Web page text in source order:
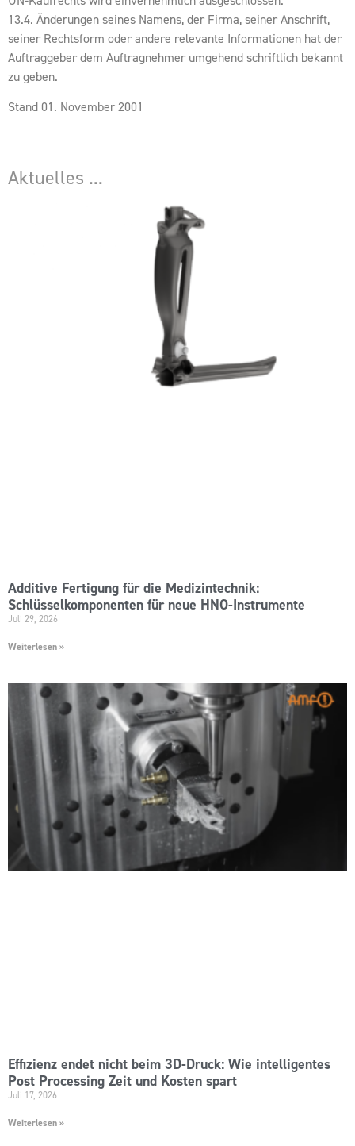
13.4. Änderungen seines Namens, der Firma, seiner Anschrift,
seiner Rechtsform oder andere relevante Informationen hat der
Auftraggeber dem Auftragnehmer umgehend schriftlich bekannt
zu geben.
Stand 01. November 2001
Aktuelles ...
Additive Fertigung für die Medizintechnik:
Schlüsselkomponenten für neue HNO-Instrumente
Juli 29, 2026
Weiterlesen »
Effizienz endet nicht beim 3D-Druck: Wie intelligentes
Post Processing Zeit und Kosten spart
Juli 17, 2026
Weiterlesen »